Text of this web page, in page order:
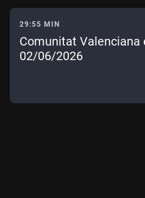
29:55 MIN
Comunitat Valenciana
02/06/2026